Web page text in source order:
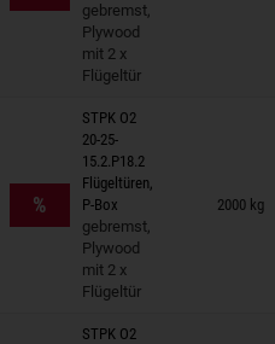
gebremst,
Plywood
mit 2 x
Flügeltür
%
STPK O2
20-25-
15.2.P18.2
Flügeltüren,
P-Box
gebremst,
Plywood
mit 2 x
Flügeltür
2000 kg
auf Merkzettel
STPK O2